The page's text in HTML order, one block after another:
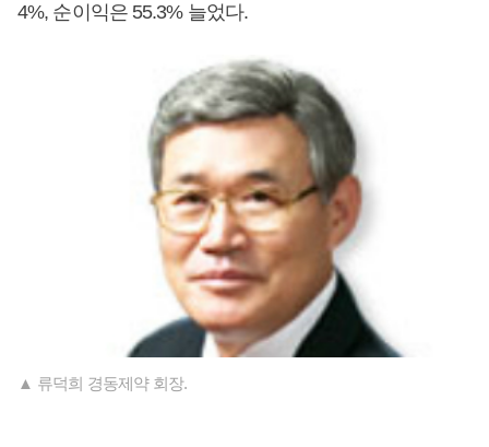
4%, 순이익은 55.3% 늘었다.
▲ 류덕희 경동제약 회장.